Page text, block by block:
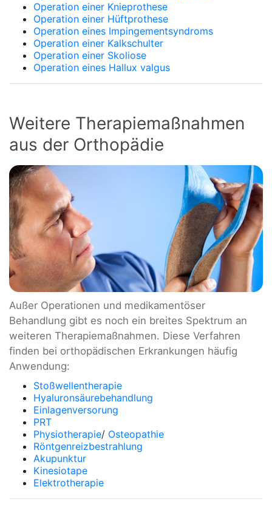
Operation einer Knieprothese
Operation einer Hüftprothese
Operation eines Impingementsyndroms
Operation einer Kalkschulter
Operation einer Skoliose
Operation eines Hallux valgus
Weitere Therapiemaßnahmen
aus der Orthopädie
Außer Operationen und medikamentöser
Behandlung gibt es noch ein breites Spektrum an
weiteren Therapiemaßnahmen. Diese Verfahren
finden bei orthopädischen Erkrankungen häufig
Anwendung:
Stoßwellentherapie
Hyaluronsäurebehandlung
Einlagenversorung
PRT
Physiotherapie/ Osteopathie
Röntgenreizbestrahlung
Akupunktur
Kinesiotape
Elektrotherapie